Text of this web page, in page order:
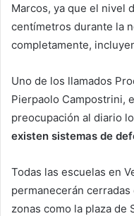
Marcos, ya que el nivel
centímetros durante la
completamente,
Uno de los llamados
Pierpaolo Campostrini,
preocupación al diario
existen sistemas de
Todas las escuelas en
permanecerán
zonas como la plaza de